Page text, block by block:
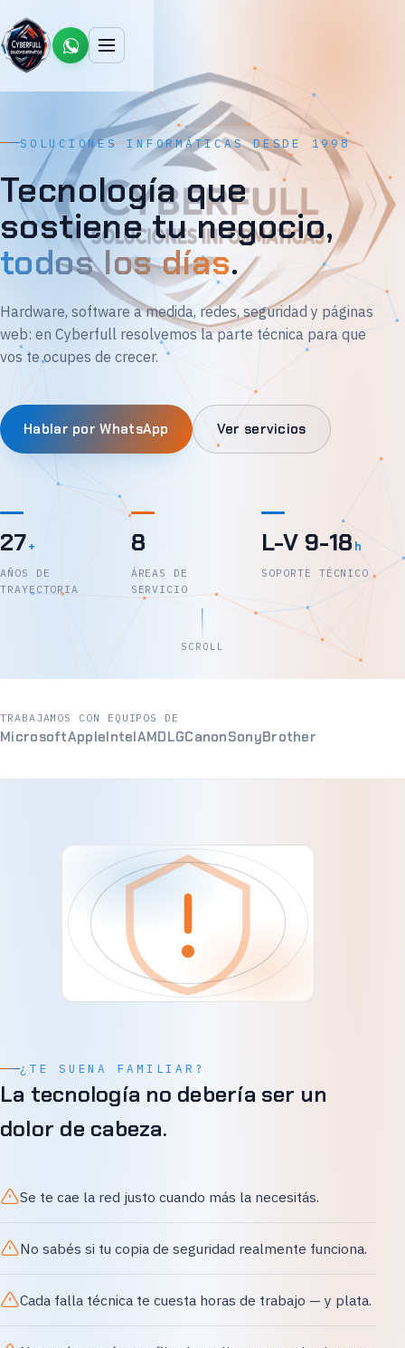
SOLUCIONES INFORMÁTICAS DESDE 1998
Tecnología que
sostiene tu negocio,
todos los días.
Hardware, software a medida, redes, seguridad y páginas
web: en Cyberfull resolvemos la parte técnica para que
vos te ocupes de crecer.
Hablar por WhatsApp Ver servicios
27+
AÑOS DE
TRAYECTORIA
8
ÁREAS DE
SERVICIO
L-V 9-18h
SOPORTE TÉCNICO
SCROLL
TRABAJAMOS CON EQUIPOS DE
MicrosoftAppleIntelAMDLGCanonSonyBrother
¿TE SUENA FAMILIAR?
La tecnología no debería ser un
dolor de cabeza.
Se te cae la red justo cuando más la necesitás.
No sabés si tu copia de seguridad realmente funciona.
Cada falla técnica te cuesta horas de trabajo — y plata.